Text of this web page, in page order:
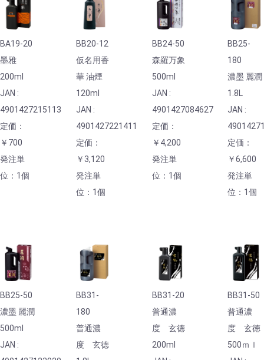
BA19-20
墨雅
200ml
JAN :
4901427215113
定価：
￥700
発注単
位：1個
BB20-12
仮名用香
華 油煙
120ml
JAN :
4901427221411
定価：
￥3,120
発注単
位：1個
BB24-50
森羅万象
500ml
JAN :
4901427084627
定価：
￥4,200
発注単
位：1個
BB25-
180
濃墨 麗潤
1.8L
JAN :
定価：
￥6,600
発注単
位：1個
BB25-50
濃墨 麗潤
500ml
JAN :
BB31-
180
普通濃
度 玄徳
BB31-20
普通濃
度 玄徳
200ml
BB31-50
普通濃
度 玄徳
500ｍｌ